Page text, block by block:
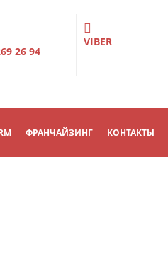
26 94
VIBER
ФРАНЧАЙЗИНГ КОНТАКТЫ